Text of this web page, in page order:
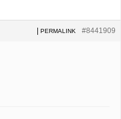
#8441909
PERMALINK